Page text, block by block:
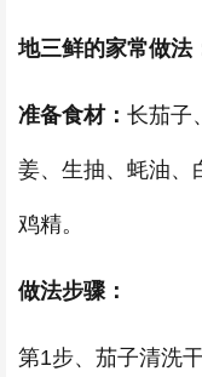
地三鲜的家常做法
准备食材： 长茄子
姜、生抽、蚝油、
鸡精。
做法步骤：
第1步、茄子清洗